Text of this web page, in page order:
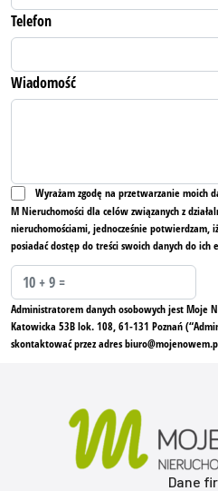
Telefon
Wiadomość
Wyrażam zgodę na przetwarzanie moich
M Nieruchomości dla celów związanych z
nieruchomościami, jednocześnie potwierdzam,
posiadać dostęp do treści swoich danych do ich
Administratorem danych osobowych jest Moje
Katowicka 53B lok. 108, 61-131 Poznań
skontaktować przez adres
Dane